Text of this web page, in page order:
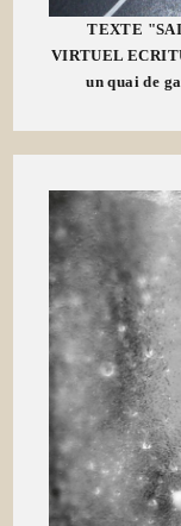
TEXTE
VIRTUEL
un quai de